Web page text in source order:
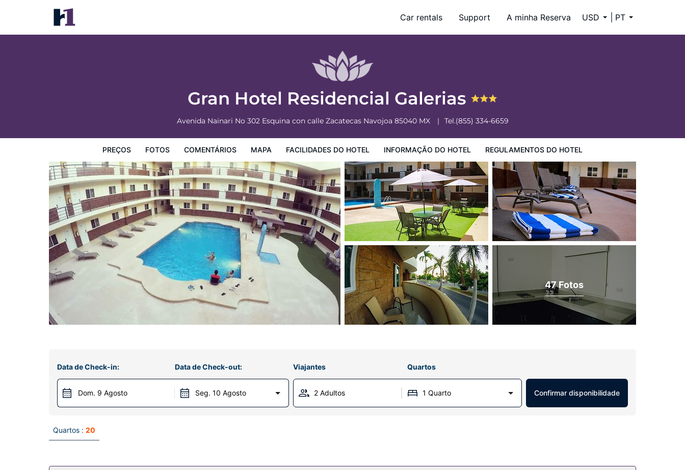
Car rentals Support A minha Reserva USD PT
Gran Hotel Residencial Galerias
Avenida Nainari No 302 Esquina con calle Zacatecas Navojoa 85040 MX Tel.(855) 334-6659
PREÇOS FOTOS COMENTÁRIOS MAPA FACILIDADES DO HOTEL INFORMAÇÃO DO HOTEL REGULAMENTOS DO HOTEL
Gran Hotel Residencial Galerias
Preços Regulamentos do Hotel
47 Fotos
Data de Check-in:
Dom. 9 Agosto
Data de Check-out:
Seg. 10 Agosto
Viajantes Quartos
2 Adultos 1 Quarto Confirmar disponibilidade
Quartos : 20